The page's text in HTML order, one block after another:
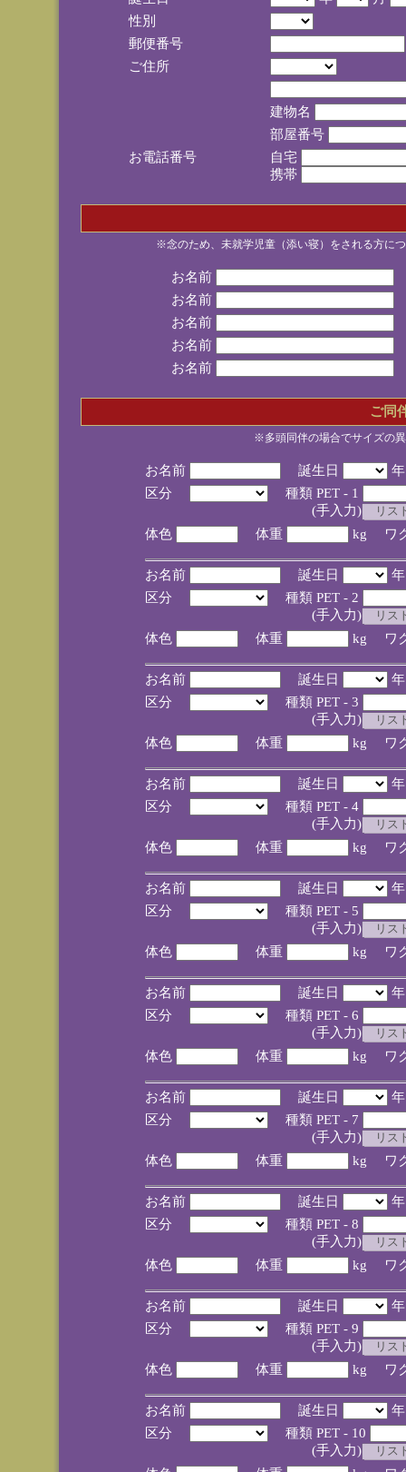
性別
郵便番号
ご住所
建物名
部屋番号
お電話番号
自宅
携帯
※念のため、未就学児童（添い寝）をされる方に
お名前
お名前
お名前
お名前
お名前
ご同
※多頭同伴の場合でサイズの
お名前 誕生日
区分
種類 PET - 1
(手入力)
体色
体重 kg ワ
お名前 誕生日
区分
種類 PET - 2
(手入力)
体色
体重 kg ワ
お名前 誕生日
区分
種類 PET - 3
(手入力)
体色
体重 kg ワ
お名前 誕生日
区分
種類 PET - 4
(手入力)
体色
体重 kg ワ
お名前 誕生日
区分
種類 PET - 5
(手入力)
体色
体重 kg ワ
お名前 誕生日
区分
種類 PET - 6
(手入力)
体色
体重 kg ワ
お名前 誕生日
区分
種類 PET - 7
(手入力)
体色
体重 kg ワ
お名前 誕生日
区分
種類 PET - 8
(手入力)
体色
体重 kg ワ
お名前 誕生日
区分
種類 PET - 9
(手入力)
体色
体重 kg ワ
お名前 誕生日
区分
種類 PET - 10
(手入力)